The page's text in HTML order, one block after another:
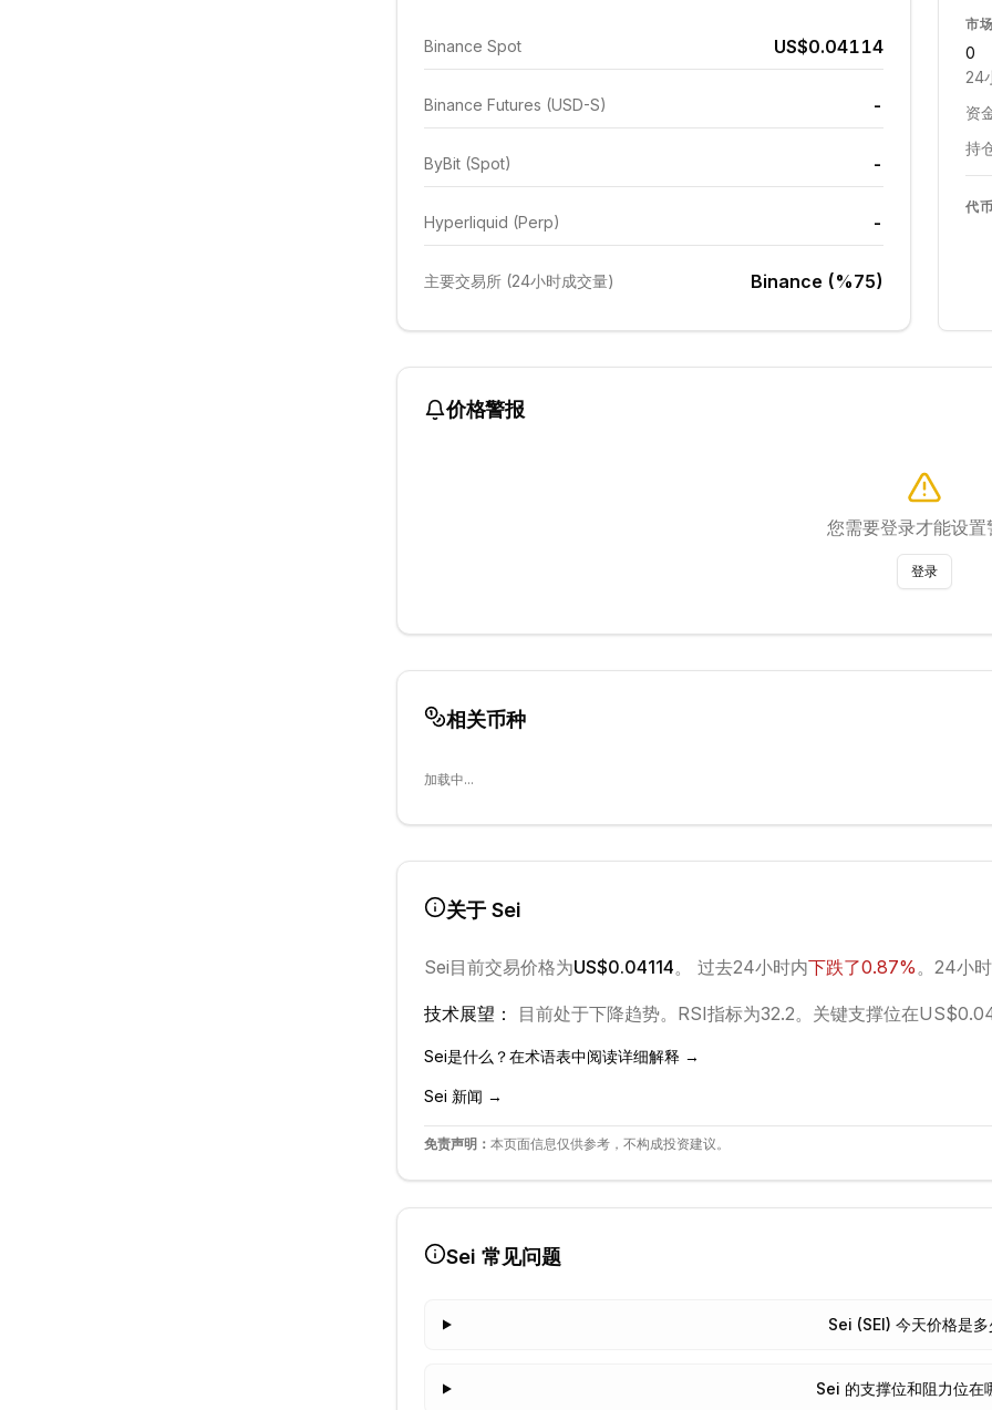
Binance Spot US$0.04114
Binance Futures (USD-S) -
ByBit (Spot) -
Hyperliquid (Perp) -
主要交易所 (24小时成交量) Binance (%75)
市
0
24
资
持
代
价格警报
您需要登录才能设置
登录
相关币种
加载中...
关于 Sei
Sei目前交易价格为US$0.04114。 过去24小时内下跌了0.87%。 24小
技术展望： 目前处于下降趋势。 RSI指标为32.2。 关键支撑位在
Sei是什么？在术语表中阅读详细解释 →
Sei 新闻 →
免责声明： 本页面信息仅供参考，不构成投资建议。
Sei 常见问题
Sei (SEI) 今天价格是多
Sei 的支撑位和阻力位在